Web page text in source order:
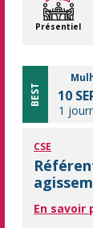
Présentiel
BEST 10
1
CSE
En savoir